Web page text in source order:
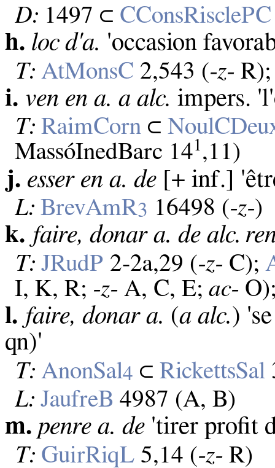
D: 1497 ⊂ CConsRisclePC
h. loc d'a. 'occasion
T: AtMonsC 2,543 (‑z‑
i. ven en a. a alc. impers.
T: RaimCorn ⊂
MassóInedBarc 141,11)
j. esser en a. de [+ inf.]
L: BrevAmR3 16498 (‑z‑)
k. faire, donar a. de alc.
T: JRudP 2‑2a,29 (‑z‑ C);
I, K, R; ‑z‑ A, C, E;ac‑
l. faire, donar a. (a alc.)
qn)'
T: AnonSal4 ⊂RickettsSal
L: JaufreB 4987 (A, B)
m. penre a. de 'tirer profit
T: GuirRiqL 5,14 (‑z‑ R)